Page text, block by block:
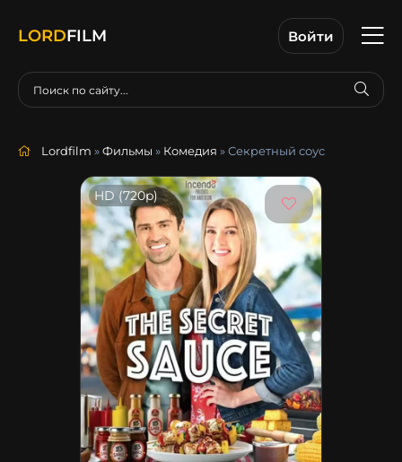
LORDFILM Войти
Lordfilm »Фильмы » Комедия » Секретный соус
HD (720p)